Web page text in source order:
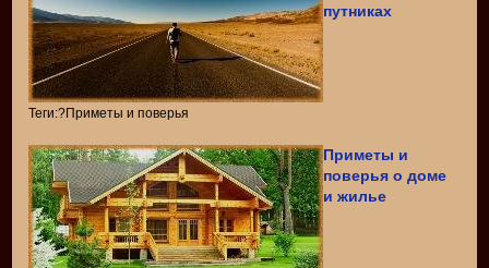
путниках
Теги:?Приметы и поверья
Приметы и
поверья о доме
и жилье